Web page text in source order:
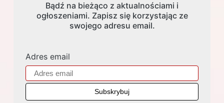
Bądź na bieżąco z aktualnościami i
ogłoszeniami. Zapisz się korzystając ze
swojego adresu email.
Adres email